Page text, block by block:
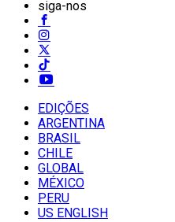
siga-nos
EDIÇÕES
ARGENTINA
BRASIL
CHILE
GLOBAL
MÉXICO
PERU
US ENGLISH